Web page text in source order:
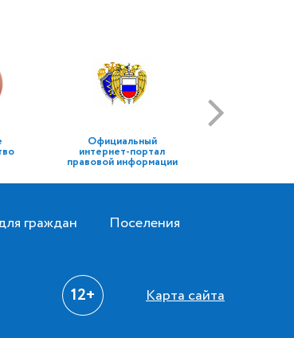
Официальный
интернет-портал
правовой информации
граждан Поселения
12+ Карта сайта